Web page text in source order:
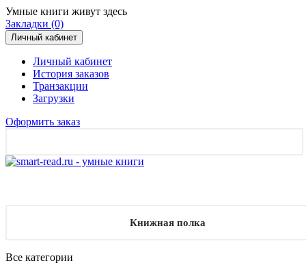
Умные книги живут здесь
Закладки (0)
Личный кабинет
Личный кабинет
История заказов
Транзакции
Загрузки
Оформить заказ
Книжная полка
Все категории